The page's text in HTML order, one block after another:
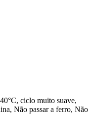
ciclo muito suave,
Não passar a ferro, Não